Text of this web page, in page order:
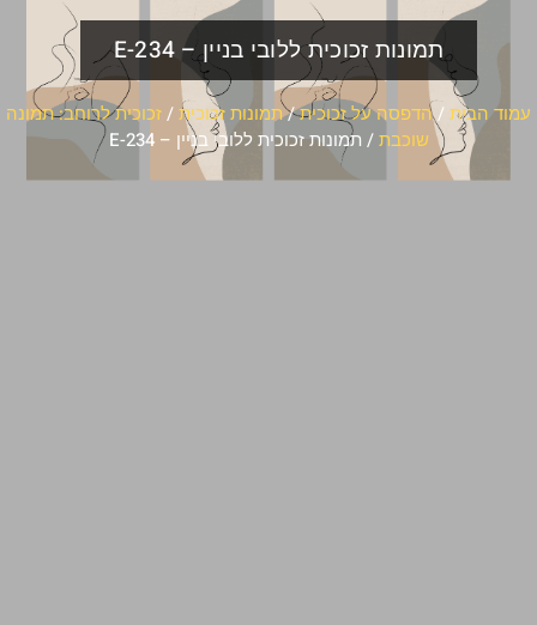
תמונות זכוכית ללובי בניין – E-234
עמוד הבית /הדפסה על זכוכית/תמונות זכוכית/זכוכית לרוחב: תמונה
שוכבת/ תמונות זכוכית ללובי בניין – E-234